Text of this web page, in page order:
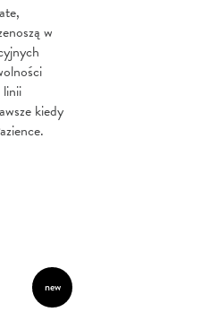
w
linii
kiedy
new